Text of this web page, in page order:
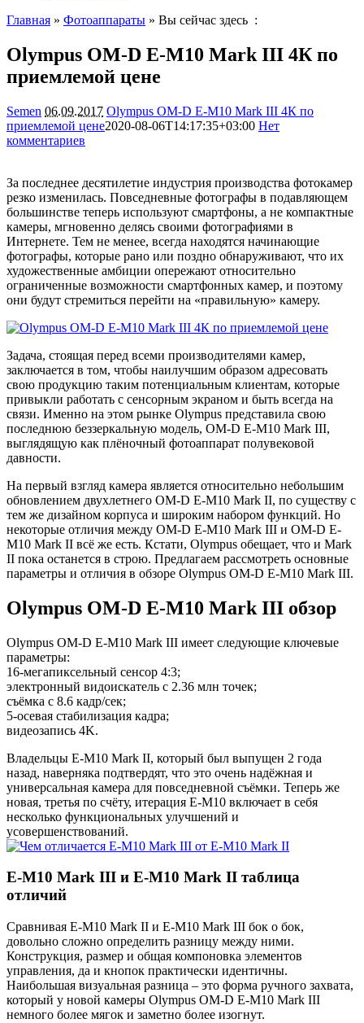
Главная » Фотоаппараты » Вы сейчас здесь :
Olympus OM-D E-M10 Mark III 4К по
приемлемой цене
Semen 06.09.2017 Olympus OM-D E-M10 Mark III 4К по
приемлемой цене2020-08-06T14:17:35+03:00 Нет
комментариев
За последнее десятилетие индустрия производства фотокамер
резко изменилась. Повседневные фотографы в подавляющем
большинстве теперь используют смартфоны, а не компактные
камеры, мгновенно делясь своими фотографиями в
Интернете. Тем не менее, всегда находятся начинающие
фотографы, которые рано или поздно обнаруживают, что их
художественные амбиции опережают относительно
ограниченные возможности смартфонных камер, и поэтому
они будут стремиться перейти на «правильную» камеру.
Задача, стоящая перед всеми производителями камер,
заключается в том, чтобы наилучшим образом адресовать
свою продукцию таким потенциальным клиентам, которые
привыкли работать с сенсорным экраном и быть всегда на
связи. Именно на этом рынке Olympus представила свою
последнюю беззеркальную модель, OM-D E-M10 Mark III,
выглядящую как плёночный фотоаппарат полувековой
давности.
На первый взгляд камера является относительно небольшим
обновлением двухлетнего OM-D E-M10 Mark II, по существу с
тем же дизайном корпуса и широким набором функций. Но
некоторые отличия между OM-D E-M10 Mark III и OM-D E-
M10 Mark II всё же есть. Кстати, Olympus обещает, что и Mark
II пока останется в строю. Предлагаем рассмотреть основные
параметры и отличия в обзоре Olympus OM-D E-M10 Mark III.
Olympus OM-D E-M10 Mark III обзор
Olympus OM-D E-M10 Mark III имеет следующие ключевые
параметры:
16-мегапиксельный сенсор 4:3;
электронный видоискатель с 2.36 млн точек;
съёмка с 8.6 кадр/сек;
5-осевая стабилизация кадра;
видеозапись 4K.
Владельцы E-M10 Mark II, который был выпущен 2 года
назад, наверняка подтвердят, что это очень надёжная и
универсальная камера для повседневной съёмки. Теперь же
новая, третья по счёту, итерация E-M10 включает в себя
несколько функциональных улучшений и
усовершенствований.
E-M10 Mark III и E-M10 Mark II таблица
отличий
Сравнивая E-M10 Mark II и E-M10 Mark III бок о бок,
довольно сложно определить разницу между ними.
Конструкция, размер и общая компоновка элементов
управления, да и кнопок практически идентичны.
Наибольшая визуальная разница – это форма ручного захвата,
который у новой камеры Olympus OM-D E-M10 Mark III
немного более мягок и заметно более изогнут.